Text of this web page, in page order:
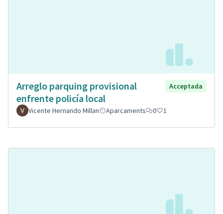
Arreglo parquing provisional
enfrente policía local
Acceptada
Vicente Hernando Millan Aparcaments 0 1